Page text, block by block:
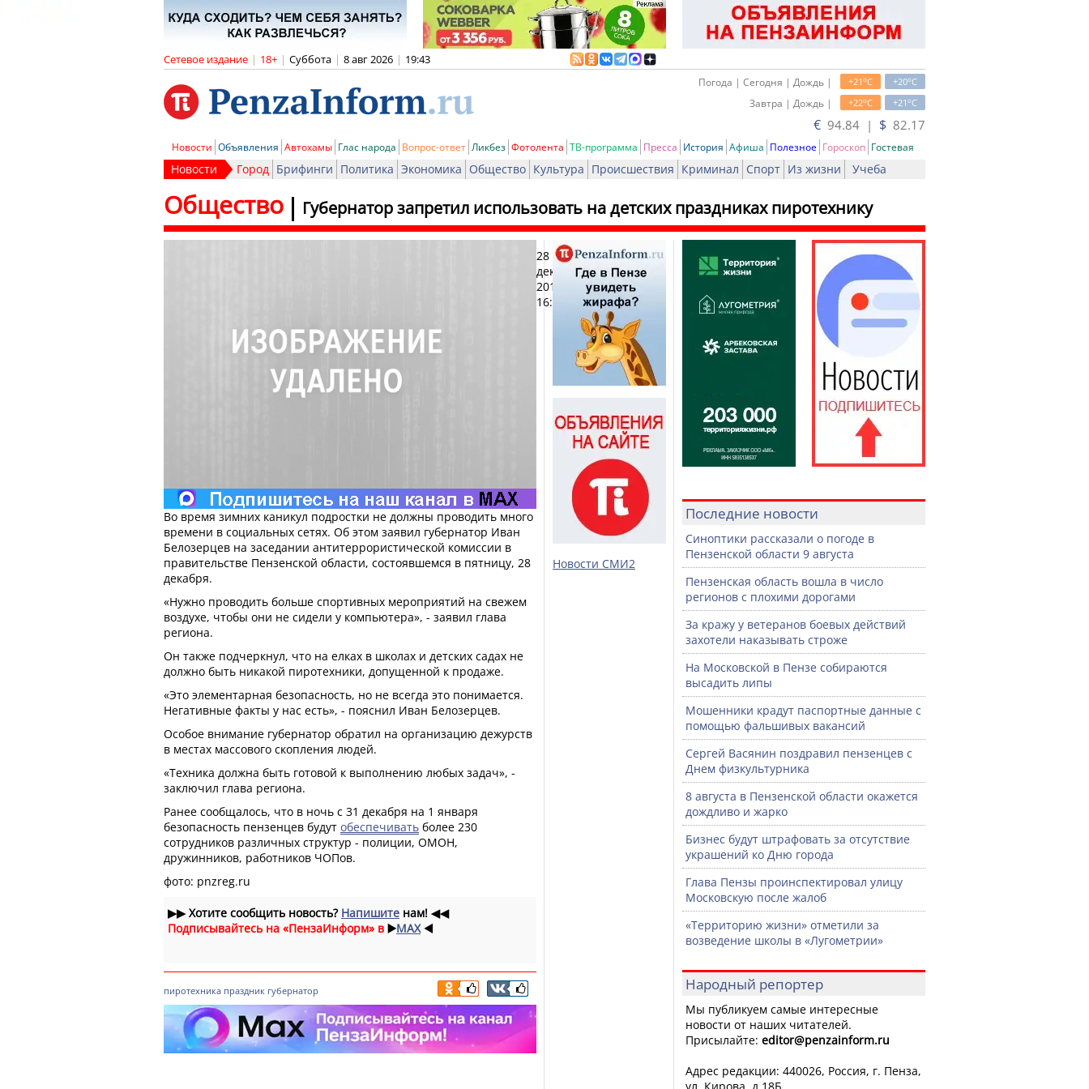
Сетевое издание | 18+ | Суббота | 8 авг 2026 | 19:43
+20oC
+21oC
Погода | Сегодня | Дождь |
+21oC
+22oC
Завтра | Дождь |
€ 94.84 | $ 82.17
Новости Объявления Автохамы Глас народа Вопрос-ответ Ликбез Фотолента ТВ-программа Пресса История Афиша Полезное Гороскоп Гостевая
Новости Город Брифинги Политика Экономика Общество Культура Происшествия Криминал Спорт Из жизни Учеба
Губернатор запретил использовать на детских праздниках пиротехнику
Общество
28
декабря
2018,
16:38
Печать
Во время зимних каникул подростки не должны проводить много
времени в социальных сетях. Об этом заявил губернатор Иван
Белозерцев на заседании антитеррористической комиссии в
правительстве Пензенской области, состоявшемся в пятницу, 28
декабря.
«Нужно проводить больше спортивных мероприятий на свежем
воздухе, чтобы они не сидели у компьютера», - заявил глава
региона.
Он также подчеркнул, что на елках в школах и детских садах не
должно быть никакой пиротехники, допущенной к продаже.
«Это элементарная безопасность, но не всегда это понимается.
Негативные факты у нас есть», - пояснил Иван Белозерцев.
Особое внимание губернатор обратил на организацию дежурств
в местах массового скопления людей.
«Техника должна быть готовой к выполнению любых задач», -
заключил глава региона.
Ранее сообщалось, что в ночь с 31 декабря на 1 января
безопасность пензенцев будут обеспечивать более 230
сотрудников различных структур - полиции, ОМОН,
дружинников, работников ЧОПов.
фото: pnzreg.ru
▶▶Хотите сообщить новость? Напишите нам! ◀◀
Подписывайтесь на «ПензаИнформ» в ▶️MAX ◀️
пиротехника праздник губернатор
Новости СМИ2
Последние новости
Синоптики рассказали о погоде в
Пензенской области 9 августа
Пензенская область вошла в число
регионов с плохими дорогами
За кражу у ветеранов боевых действий
захотели наказывать строже
На Московской в Пензе собираются
высадить липы
Мошенники крадут паспортные данные с
помощью фальшивых вакансий
Сергей Васянин поздравил пензенцев с
Днем физкультурника
8 августа в Пензенской области окажется
дождливо и жарко
Бизнес будут штрафовать за отсутствие
украшений ко Дню города
Глава Пензы проинспектировал улицу
Московскую после жалоб
«Территорию жизни» отметили за
возведение школы в «Лугометрии»
Народный репортер
Мы публикуем самые интересные
новости от наших читателей.
Присылайте: editor@penzainform.ru
Адрес редакции: 440026, Россия, г. Пенза,